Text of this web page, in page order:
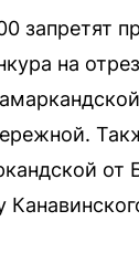
запретят
на
от